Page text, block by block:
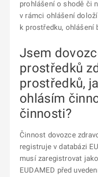
prohlášení o shodě či
v rámci ohlášení
k prostředku, ohlášení
Jsem
prostředků
prostředků,
ohlásím
činnosti?
Činnost dovozce
registruje v databázi
musí zaregistrovat
EUDAMED před